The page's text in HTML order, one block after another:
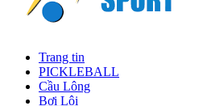
Trang tin
PICKLEBALL
Cầu Lông
Bơi Lội